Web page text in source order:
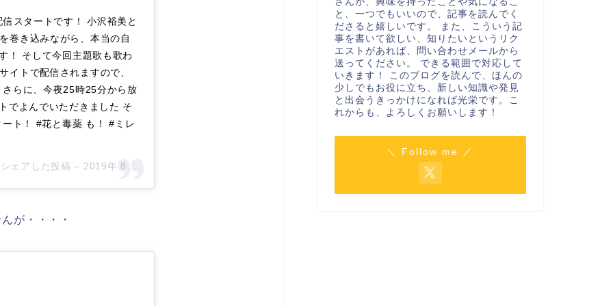
スタートです！ 小沢裕美と
巻き込みながら、本当の自
！ そして今回主題歌も歌わ
イトで配信されますので、
らに、今夜25時25分から放
でよんでいただきました そ
ト！ #花と毒薬 も！ #ミレ
ェアした投稿 – 2019年 8月月14日午後9時08分PDT
が・・・・
と、一つでもいいので、記事を読んでく
ださると嬉しいです。 また、こういう記
事を書いて欲しい、知りたいというリク
エストがあれば、問い合わせメールから
送ってください。 できる範囲で対応して
いきます！ このブログを読んで、ほんの
少しでもお役に立ち、新しい知識や発見
と出会うきっかけになれば光栄です。こ
れからも、よろしくお願いします！
＼ Follow me ／